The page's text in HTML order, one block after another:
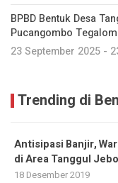
BPBD Bentuk Desa
Pucangombo
23 September 2025 -
Trending di
Antisipasi Banjir,
di Area Tanggul
18 Desember 2019